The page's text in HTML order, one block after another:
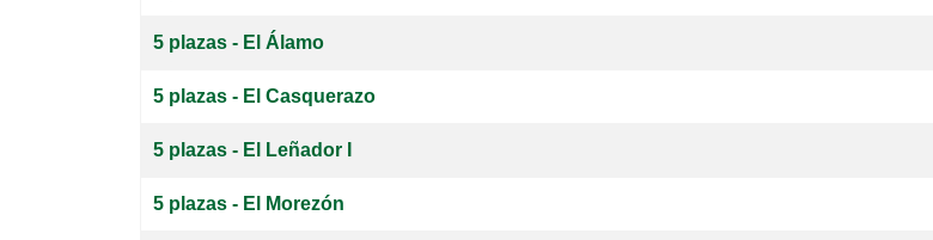
5 plazas - El Álamo
5 plazas - El Casquerazo
5 plazas - El Leñador I
5 plazas - El Morezón